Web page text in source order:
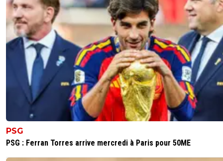
PSG
PSG : Ferran Torres arrive mercredi à Paris pour 50ME